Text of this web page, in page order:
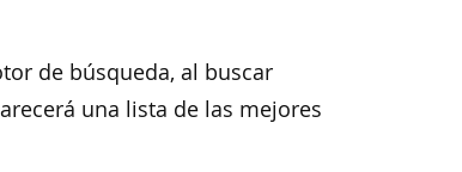
de búsqueda, al buscar
una lista de las mejores